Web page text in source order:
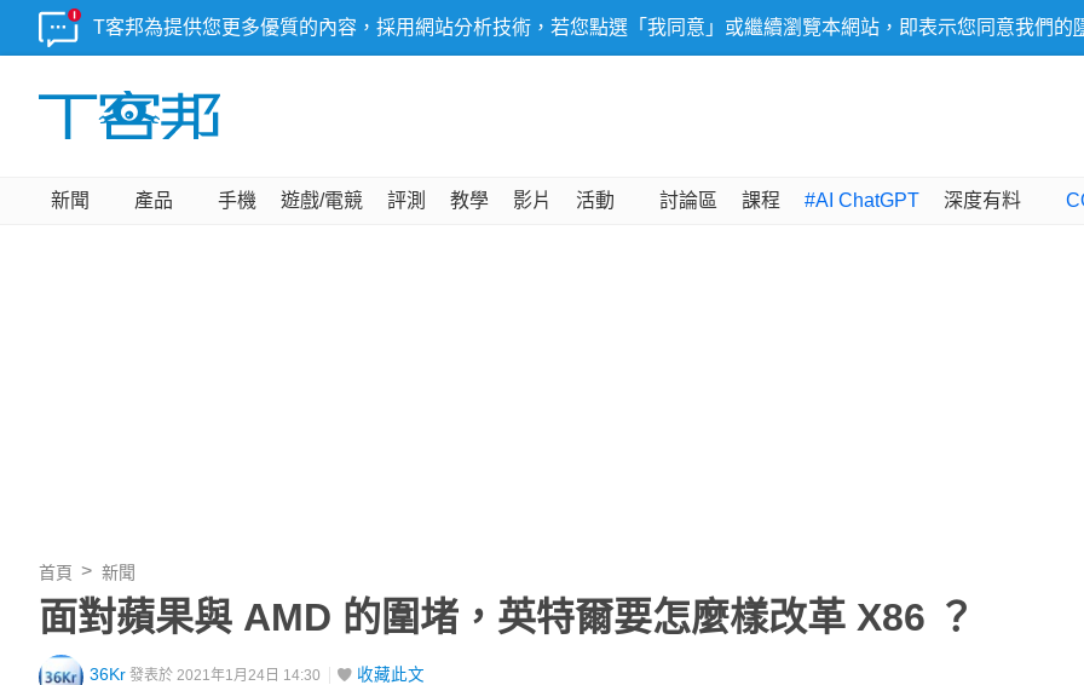
T客邦為提供您更多優質的內容，採用網站分析技術，若您點選「我同意」或繼續瀏覽本網站，即表示您同意我們的
新聞 產品 手機 遊戲/電競 評測 教學 影片 活動 討論區 課程 #AI ChatGPT 深度有料
首頁 新聞
面對蘋果與 AMD 的圍堵，英特爾要怎麼樣改革 X86 ？
36Kr 發表於 2021年1月24日 14:30 收藏此文